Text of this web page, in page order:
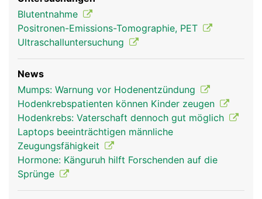
Blutentnahme
Positronen-Emissions-Tomographie, PET
Ultraschalluntersuchung
News
Mumps: Warnung vor Hodenentzündung
Hodenkrebspatienten können Kinder zeugen
Hodenkrebs: Vaterschaft dennoch gut möglich
Laptops beeinträchtigen männliche
Zeugungsfähigkeit
Hormone: Känguruh hilft Forschenden auf die
Sprünge